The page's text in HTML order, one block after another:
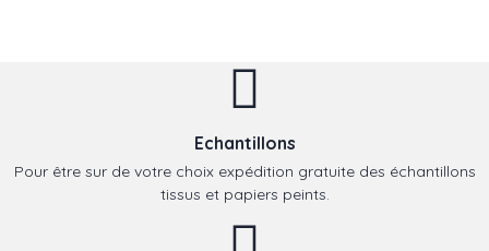
Echantillons
Pour être sur de votre choix expédition gratuite des échantillons
tissus et papiers peints.